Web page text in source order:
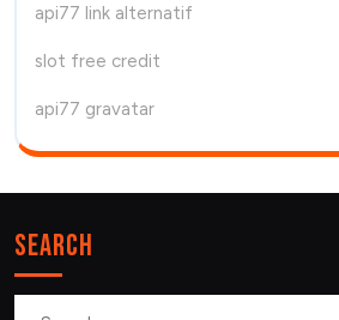
api77 link alternatif
slot free credit
api77 gravatar
Search